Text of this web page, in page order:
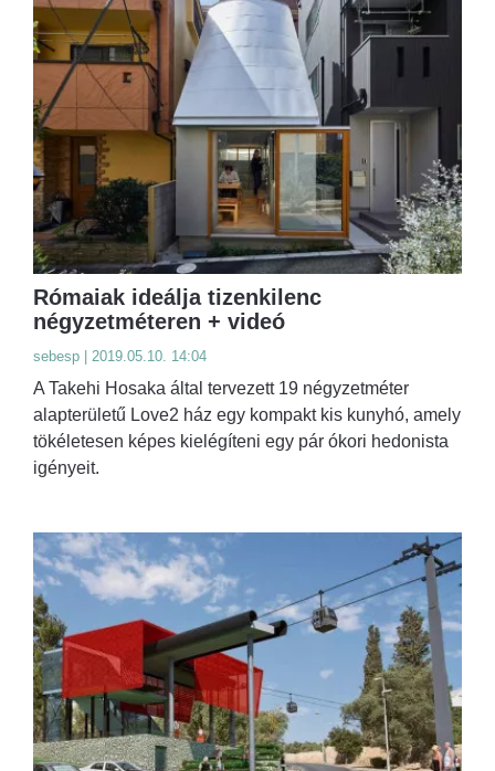
Rómaiak ideálja tizenkilenc
négyzetméteren + videó
sebesp | 2019.05.10. 14:04
A Takehi Hosaka által tervezett 19 négyzetméter
alapterületű Love2 ház egy kompakt kis kunyhó, amely
tökéletesen képes kielégíteni egy pár ókori hedonista
igényeit.